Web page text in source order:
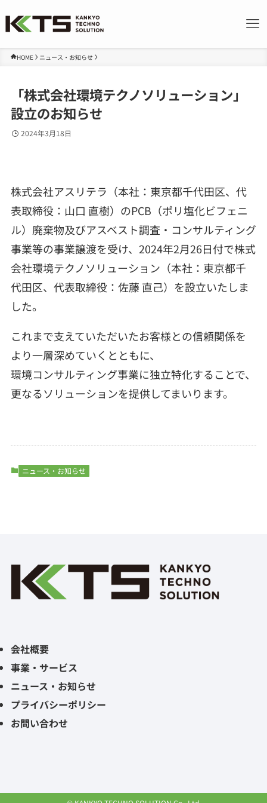
HOME ニュース・お知らせ
「株式会社環境テクノソリューション」
設立のお知らせ
2024年3月18日
株式会社アスリテラ（本社：東京都千代田区、代
表取締役：山口 直樹）のPCB（ポリ塩化ビフェニ
ル）廃棄物及びアスベスト調査・コンサルティング
事業等の事業譲渡を受け、2024年2月26日付で株式
会社環境テクノソリューション（本社：東京都千
代田区、代表取締役：佐藤 直己）を設立いたしま
した。
これまで支えていただいたお客様との信頼関係を
より一層深めていくとともに、
環境コンサルティング事業に独立特化することで、
更なるソリューションを提供してまいります。
ニュース・お知らせ
会社概要
事業・サービス
ニュース・お知らせ
プライバシーポリシー
お問い合わせ